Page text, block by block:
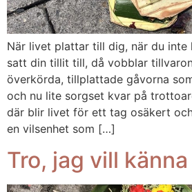
När livet plattar till dig, när du inte
satt din tillit till, då vobblar
överkörda, tillplattade gåvorna
och nu lite sorgset kvar på
där blir livet för ett tag osäkert
en vilsenhet som […]
Tro, jag vill